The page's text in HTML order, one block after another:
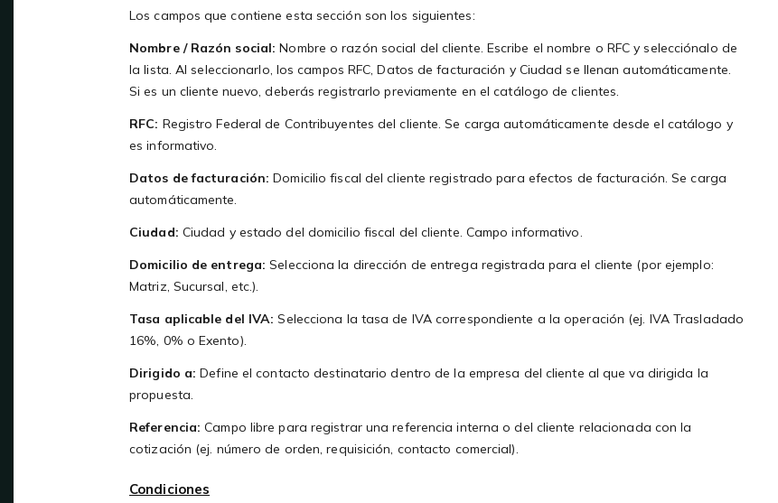
Los campos que contiene esta sección son los siguientes:
Nombre / Razón social: Nombre o razón social del cliente. Escribe el nombre o RFC y selecciónalo de
la lista. Al seleccionarlo, los campos RFC, Datos de facturación y Ciudad se llenan automáticamente.
Si es un cliente nuevo, deberás registrarlo previamente en el catálogo de clientes.
RFC: Registro Federal de Contribuyentes del cliente. Se carga automáticamente desde el catálogo y
es informativo.
Datos de facturación: Domicilio fiscal del cliente registrado para efectos de facturación. Se carga
automáticamente.
Ciudad: Ciudad y estado del domicilio fiscal del cliente. Campo informativo.
Domicilio de entrega: Selecciona la dirección de entrega registrada para el cliente (por ejemplo:
Matriz, Sucursal, etc.).
Tasa aplicable del IVA: Selecciona la tasa de IVA correspondiente a la operación (ej. IVA Trasladado
16%, 0% o Exento).
Dirigido a: Define el contacto destinatario dentro de la empresa del cliente al que va dirigida la
propuesta.
Referencia: Campo libre para registrar una referencia interna o del cliente relacionada con la
cotización (ej. número de orden, requisición, contacto comercial).
Condiciones